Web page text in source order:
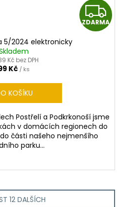
Z
D
A
ZDARMA
5/2024 elektronicky
Kč bez DPH
Kč / ks
KOŠÍKU
Postřelí a Podkrkonoší jsme
v domácích regionech do
části našeho nejmenšího
parku...
12 DALŠÍCH